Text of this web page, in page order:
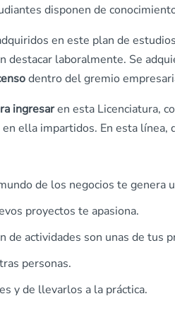
disponen de
en este plan de
destacar laboralmente. Se
dentro del gremio
ingresaren esta Licenciatura,
ella impartidos. En esta línea,
de los negocios te genera
proyectos te apasiona.
de actividades son unas de tus
personas.
y de llevarlos a la práctica.